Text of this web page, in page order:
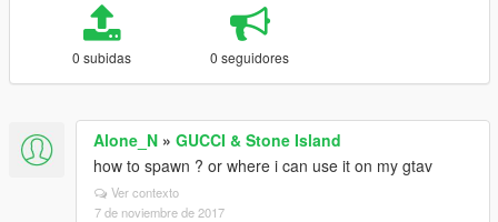
0 subidas 0 seguidores
Alone_N » GUCCI & Stone Island
how to spawn ? or where i can use it on my gtav
Ver contexto
7 de noviembre de 2017